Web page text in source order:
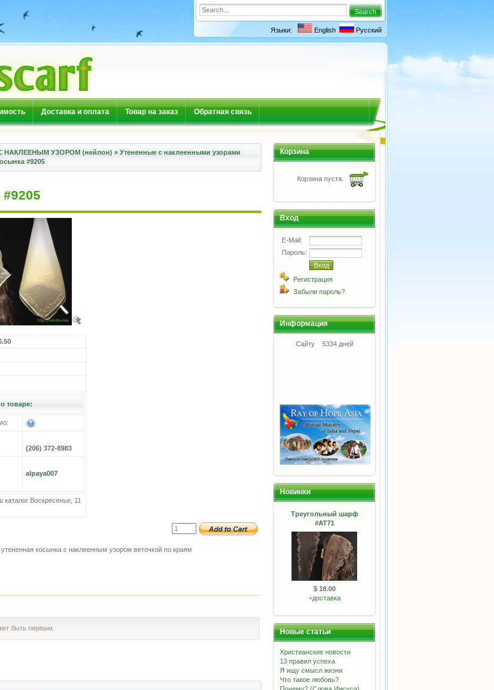
Языки: English Русский
Доставка и оплата Товар на заказ Обратная связь
УЗОРОМ (нейлон) » Утененные с наклеенными узорами
#9205
товаре:
(206) 372-8983
alpaya007
Воскресенье, 11
косынка с наклеенным узором веточкой по краям
быть первым.
Корзина
Корзина пуста.
Вход
E-Mail:
Пароль:
Регистрация
Забыли пароль?
Информация
Сайту 5334 дней
Новинки
Треугольный шарф
#АТ71
$ 18.00
+доставка
Новые статьи
Христианские новости
13 правил успеха
Я ищу смысл жизни
Что такое любовь?